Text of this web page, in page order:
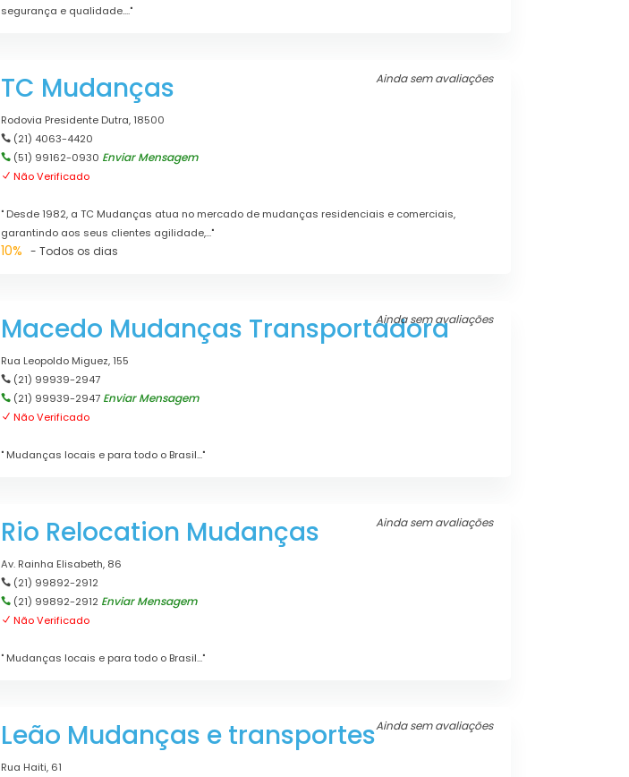
segurança e qualidade...."
Ainda sem avaliações
TC Mudanças
Rodovia Presidente Dutra, 18500
(21) 4063-4420
(51) 99162-0930 Enviar Mensagem
Não Verificado
" Desde 1982, a TC Mudanças atua no mercado de mudanças residenciais e comerciais,
garantindo aos seus clientes agilidade,..."
10% - Todos os dias
Ainda sem avaliações
Macedo Mudanças Transportadora
Rua Leopoldo Miguez, 155
(21) 99939-2947
(21) 99939-2947 Enviar Mensagem
Não Verificado
" Mudanças locais e para todo o Brasil..."
Ainda sem avaliações
Rio Relocation Mudanças
Av. Rainha Elisabeth, 86
(21) 99892-2912
(21) 99892-2912 Enviar Mensagem
Não Verificado
" Mudanças locais e para todo o Brasil..."
Ainda sem avaliações
Leão Mudanças e transportes
Rua Haiti, 61